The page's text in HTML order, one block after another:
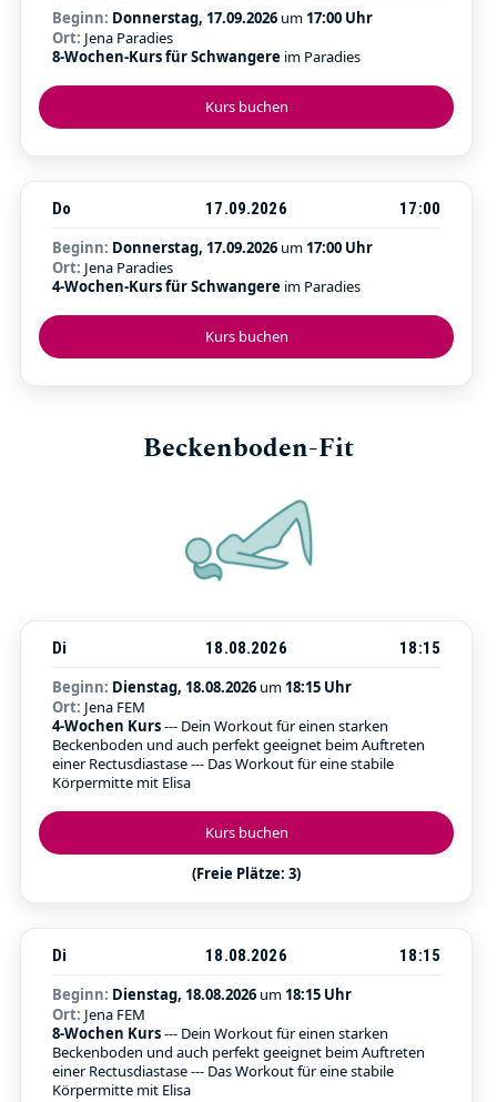
Kurs buchen
Beginn: Donnerstag, 17.09.2026 um 17:00 Uhr
Ort: Jena Paradies
8-Wochen-Kurs für Schwangere im Paradies
Kurs buchen
Do 17.09.2026
17:00
Beginn: Donnerstag, 17.09.2026 um 17:00 Uhr
Ort: Jena Paradies
4-Wochen-Kurs für Schwangere im Paradies
Beckenboden-Fit
Kurs buchen
(Freie Plätze: 3)
Di 18.08.2026
18:15
Beginn: Dienstag, 18.08.2026 um 18:15 Uhr
Ort: Jena FEM
4-Wochen Kurs--- Dein Workout für einen starken
Beckenboden und auch perfekt geeignet beim Auftreten
einer Rectusdiastase --- Das Workout für eine stabile
Körpermitte mit Elisa
Di 18.08.2026
18:15
Beginn: Dienstag, 18.08.2026 um 18:15 Uhr
Ort: Jena FEM
8-Wochen Kurs--- Dein Workout für einen starken
Beckenboden und auch perfekt geeignet beim Auftreten
einer Rectusdiastase --- Das Workout für eine stabile
Körpermitte mit Elisa